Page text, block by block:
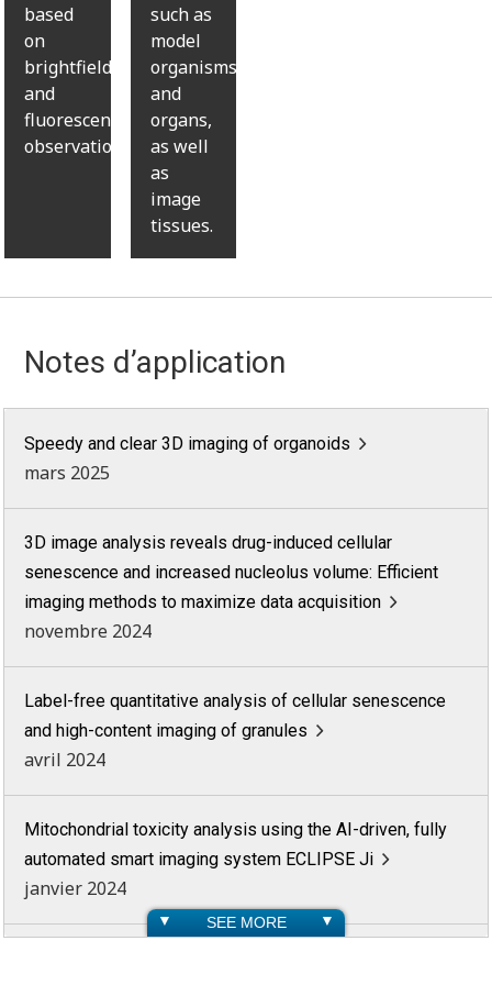
based
on
brightfield
and
fluorescence
observations.
such as
model
organisms
and
organs,
as well
as
image
tissues.
Notes d’application
Speedy and clear 3D imaging of organoids
mars 2025
3D image analysis reveals drug-induced cellular
senescence and increased nucleolus volume: Efficient
imaging methods to maximize data acquisition
novembre 2024
Label-free quantitative analysis of cellular senescence
and high-content imaging of granules
avril 2024
Mitochondrial toxicity analysis using the AI-driven, fully
automated smart imaging system ECLIPSE Ji
janvier 2024
SEE MORE